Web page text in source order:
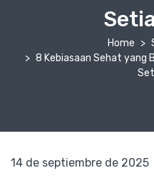
Home
8 Kebiasaan Sehat yang
14 de septiembre de 2025
14 de septiembre de 2025